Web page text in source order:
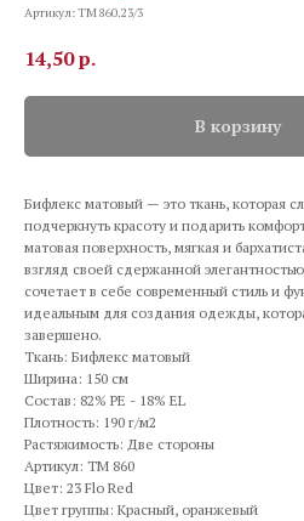
Артикул:TM 860.23/3
14,50р.
В корзину
Бифлекс матовый — это ткань, которая
подчеркнуть красоту и подарить
матовая поверхность, мягкая и
взгляд своей сдержанной
сочетает в себе современный стиль и
идеальным для создания одежды,
завершено.
Ткань: Бифлекс матовый
Ширина: 150 см
Состав: 82% PE - 18% EL
Плотность: 190 г/м2
Растяжимость: Две стороны
Артикул: TM 860
Цвет: 23 Flo Red
Цвет группы: Красный, оранжевый